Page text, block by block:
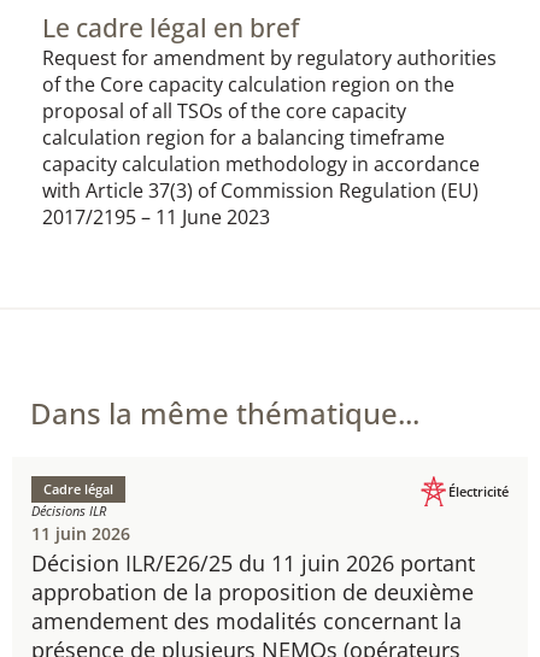
Le cadre légal en bref
​Request for amendment by regulatory authorities
of the Core capacity calculation region on the
proposal of all TSOs of the core capacity
calculation region for a balancing timeframe
capacity calculation methodology in accordance
with Article 37(3) of Commission Regulation (EU)
2017/2195 – 11 June 2023
Dans la même thématique...
Décision ILR/E26/25 du 11 juin 2026 portant
approbation de la proposition de deuxième
amendement des modalités concernant la
présence de plusieurs NEMOs (opérateurs
Cadre légal
Décisions ILR
Électricité
11 juin 2026